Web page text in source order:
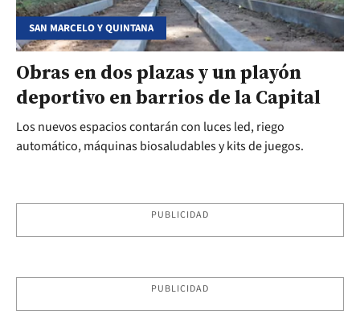
SAN MARCELO Y QUINTANA
Obras en dos plazas y un playón
deportivo en barrios de la Capital
Los nuevos espacios contarán con luces led, riego
automático, máquinas biosaludables y kits de juegos.
PUBLICIDAD
PUBLICIDAD